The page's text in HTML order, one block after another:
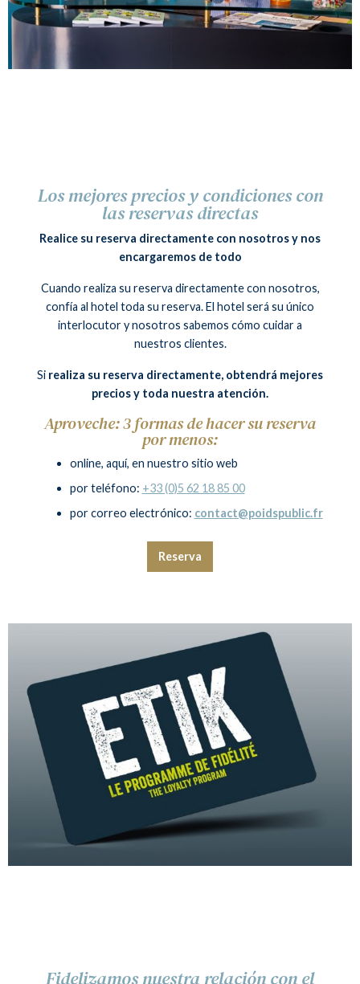
Los mejores precios y condiciones con
las reservas directas
Realice su reserva directamente con nosotros y nos
encargaremos de todo
Cuando realiza su reserva directamente con nosotros,
confía al hotel toda su reserva. El hotel será su único
interlocutor y nosotros sabemos cómo cuidar a
nuestros clientes.
Si realiza su reserva directamente, obtendrá mejores
precios y toda nuestra atención.
Aproveche: 3 formas de hacer su reserva
por menos:
online, aquí, en nuestro sitio web
por teléfono: +33 (0)5 62 18 85 00
por correo electrónico: contact@poidspublic.fr
Reserva